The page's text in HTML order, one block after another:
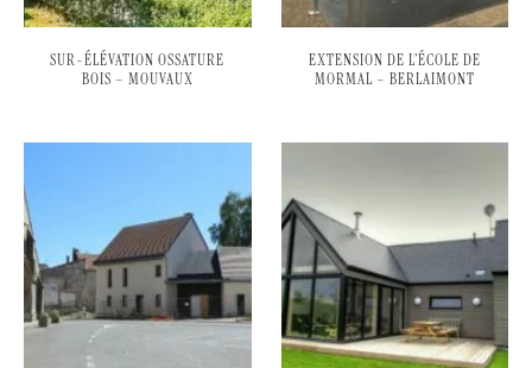
SUR-ÉLÉVATION OSSATURE
BOIS – MOUVAUX
EXTENSION DE L’ÉCOLE DE
MORMAL – BERLAIMONT